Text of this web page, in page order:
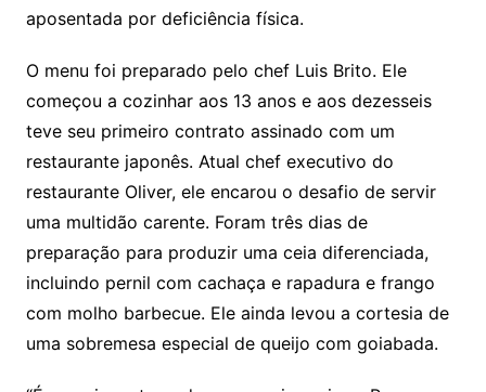
aposentada por deficiência física.
O menu foi preparado pelo chef Luis Brito. Ele
começou a cozinhar aos 13 anos e aos dezesseis
teve seu primeiro contrato assinado com um
restaurante japonês. Atual chef executivo do
restaurante Oliver, ele encarou o desafio de servir
uma multidão carente. Foram três dias de
preparação para produzir uma ceia diferenciada,
incluindo pernil com cachaça e rapadura e frango
com molho barbecue. Ele ainda levou a cortesia de
uma sobremesa especial de queijo com goiabada.